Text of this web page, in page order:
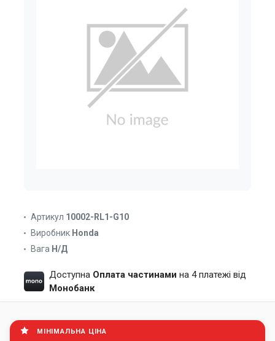
Артикул 10002-RL1-G10
Виробник Honda
Вага Н/Д
Доступна Оплата частинами на 4 платежі від
Монобанк
МІНІМАЛЬНА ЦІНА